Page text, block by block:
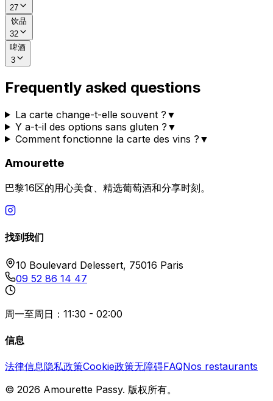
27
饮品
32
啤酒
3
Frequently asked questions
La carte change-t-elle souvent ? ▼
Y a-t-il des options sans gluten ? ▼
Comment fonctionne la carte des vins ? ▼
Amourette
巴黎16区的用心美食、精选葡萄酒和分享时刻。
找到我们
10 Boulevard Delessert, 75016 Paris
09 52 86 14 47
周一至周日：11:30 - 02:00
信息
法律信息隐私政策Cookie政策无障碍FAQNos restaurants
© 2026 Amourette Passy. 版权所有。